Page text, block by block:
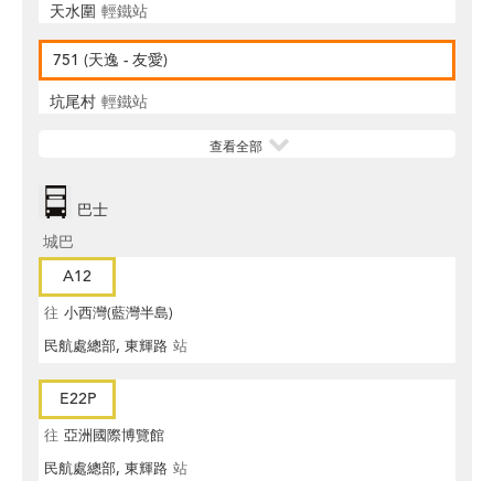
天水圍 輕鐵站
751 (天逸 - 友愛)
坑尾村 輕鐵站
查看全部
巴士
城巴
A12
往 小西灣(藍灣半島)
民航處總部, 東輝路 站
E22P
往 亞洲國際博覽館
民航處總部, 東輝路 站